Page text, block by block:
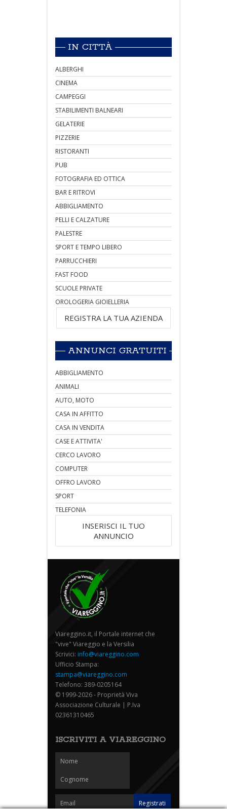
IN CITTÀ
ALBERGHI
CINEMA
CAMPEGGI
STABILIMENTI BALNEARI
GELATERIE
PIZZERIE
RISTORANTI
PUB
FOTOGRAFIA ED OTTICA
BAR E RITROVI
ABBIGLIAMENTO
PELLI E CALZATURE
PALESTRE
SPORT E TEMPO LIBERO
PARRUCCHIERI
FAST FOOD
SCUOLE PRIVATE
OROLOGERIA GIOIELLERIA
REGISTRA LA TUA AZIENDA
ANNUNCI GRATUITI
ABBIGLIAMENTO
ANIMALI
AUTO, MOTO
CASA IN AFFITTO
CASA IN VENDITA
CASE E ATTIVITA'
CERCO LAVORO
COMPUTER
OFFRO LAVORO
SPORT
TELEFONIA
INSERISCI IL TUO
ANNUNCIO
Viareggino.it, il Portale internet che
"vive" Viareggio e la Versilia
Scrivici: info@viareggino.com
Ufficio Stampa:
stampa@viareggino.com
Telefono: 389-0205164
© 1999-2026 - Proprietà Viva
Associazione Culturale | P.Iva
02361310465
ISCRIVITI A VIAREGGINO